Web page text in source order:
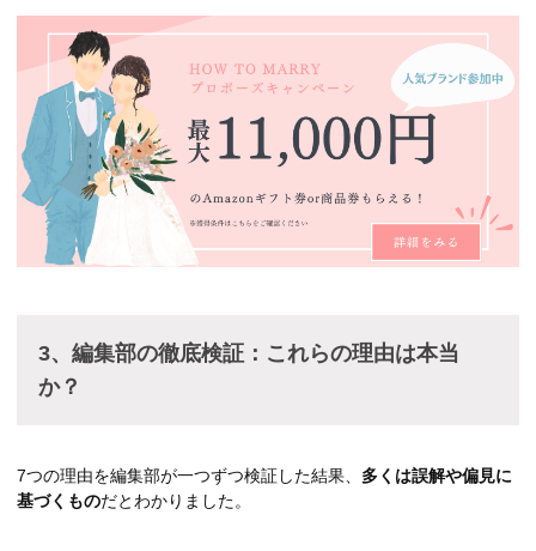
3、編集部の徹底検証：これらの理由は本当
か？
7つの理由を編集部が一つずつ検証した結果、 多くは誤解や偏見に
基づくものだとわかりました。